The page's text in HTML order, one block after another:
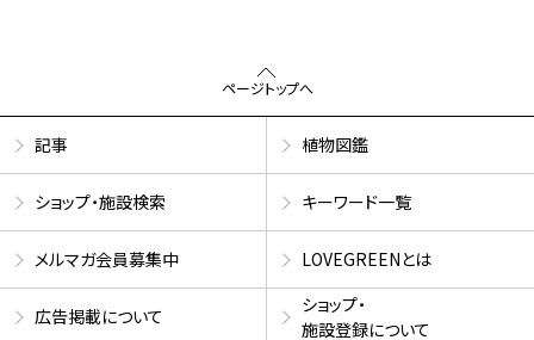
ページトップへ
記事 植物図鑑
ショップ・施設検索 キーワード一覧
メルマガ会員募集中 LOVEGREENとは
広告掲載について
ショップ・
施設登録について